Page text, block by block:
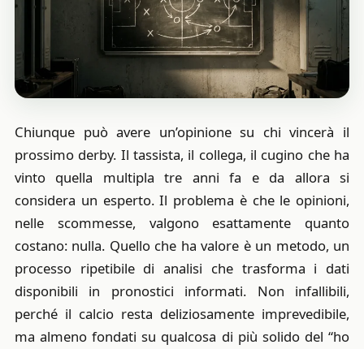
Chiunque può avere un’opinione su chi vincerà il
prossimo derby. Il tassista, il collega, il cugino che ha
vinto quella multipla tre anni fa e da allora si
considera un esperto. Il problema è che le opinioni,
nelle scommesse, valgono esattamente quanto
costano: nulla. Quello che ha valore è un metodo, un
processo ripetibile di analisi che trasforma i dati
disponibili in pronostici informati. Non infallibili,
perché il calcio resta deliziosamente imprevedibile,
ma almeno fondati su qualcosa di più solido del “ho